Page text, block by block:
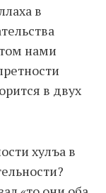
в
нами
в двух
хулъа в